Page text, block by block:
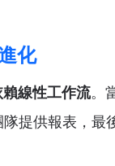
化
線性工作流。
提供報表，最